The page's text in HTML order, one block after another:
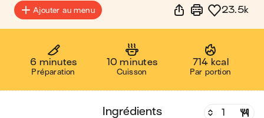
Ajouter au menu 23.5k
6 minutes
Préparation
10 minutes
Cuisson
714 kcal
Par portion
ingrédients